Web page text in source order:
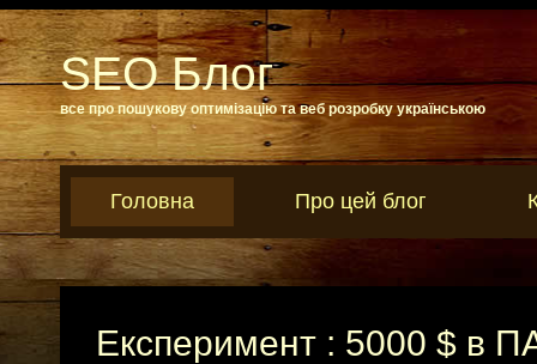
SEO Блог
все про пошукову оптимізацію та веб розробку українською
Головна Про цей блог
Експеримент : 5000 $ в